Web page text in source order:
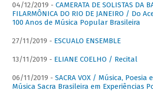
04/12/2019 - CAMERATA DE SOLISTAS DA
FILARMÔNICA DO RIO DE JANEIRO / Do
100 Anos de Música Popular Brasileira
27/11/2019 - ESCUALO ENSEMBLE
13/11/2019 - ELIANE COELHO / Recital
06/11/2019 - SACRA VOX / Música, Poesia
Música Sacra Brasileira em Experiências